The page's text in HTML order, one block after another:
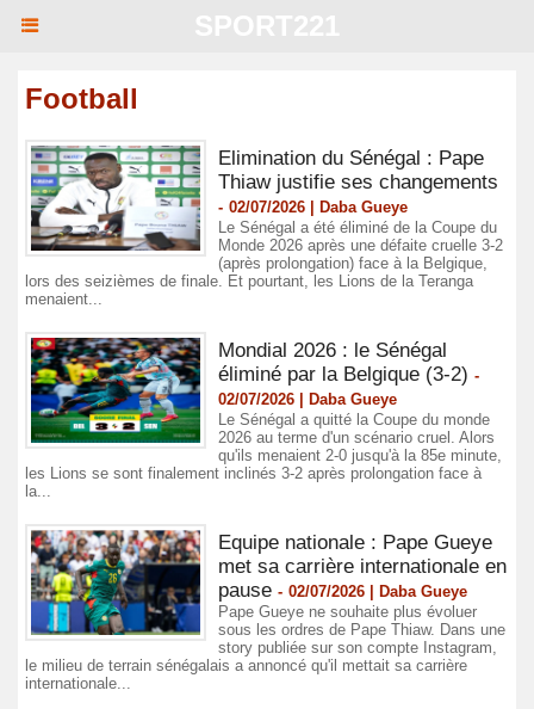
Football
Elimination du Sénégal : Pape
Thiaw justifie ses changements
- 02/07/2026 | Daba Gueye
Le Sénégal a été éliminé de la Coupe du
Monde 2026 après une défaite cruelle 3-2
(après prolongation) face à la Belgique,
lors des seizièmes de finale. Et pourtant, les Lions de la Teranga
menaient...
Mondial 2026 : le Sénégal
éliminé par la Belgique (3-2) -
02/07/2026 | Daba Gueye
Le Sénégal a quitté la Coupe du monde
2026 au terme d'un scénario cruel. Alors
qu'ils menaient 2-0 jusqu'à la 85e minute,
les Lions se sont finalement inclinés 3-2 après prolongation face à
la...
Equipe nationale : Pape Gueye
met sa carrière internationale en
pause - 02/07/2026 | Daba Gueye
Pape Gueye ne souhaite plus évoluer
sous les ordres de Pape Thiaw. Dans une
story publiée sur son compte Instagram,
le milieu de terrain sénégalais a annoncé qu'il mettait sa carrière
internationale...